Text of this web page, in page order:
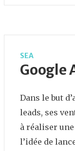
SEA
Google
Dans le but
leads, ses
à réaliser
l’idée de